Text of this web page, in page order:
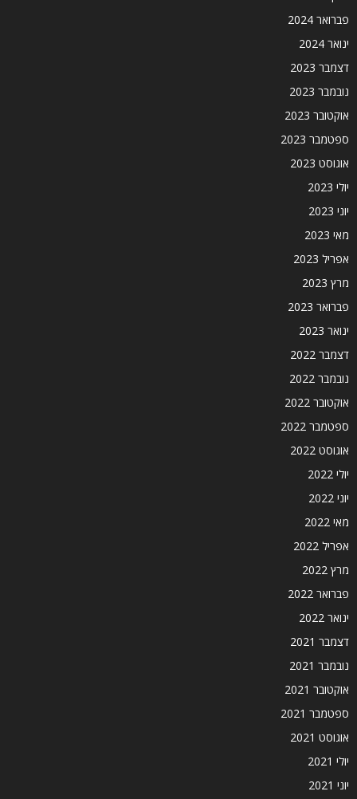
פברואר 2024
ינואר 2024
דצמבר 2023
נובמבר 2023
אוקטובר 2023
ספטמבר 2023
אוגוסט 2023
יולי 2023
יוני 2023
מאי 2023
אפריל 2023
מרץ 2023
פברואר 2023
ינואר 2023
דצמבר 2022
נובמבר 2022
אוקטובר 2022
ספטמבר 2022
אוגוסט 2022
יולי 2022
יוני 2022
מאי 2022
אפריל 2022
מרץ 2022
פברואר 2022
ינואר 2022
דצמבר 2021
נובמבר 2021
אוקטובר 2021
ספטמבר 2021
אוגוסט 2021
יולי 2021
יוני 2021